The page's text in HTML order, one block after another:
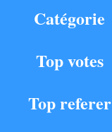
Catégorie
Top votes
Top referer